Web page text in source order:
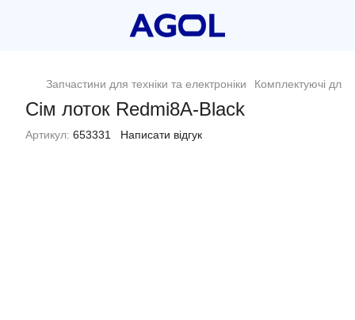
Запчастини для техніки та електроніки Комплектуючі для
Сім лоток Redmi8A-Black
Артикул: 653331 Написати відгук